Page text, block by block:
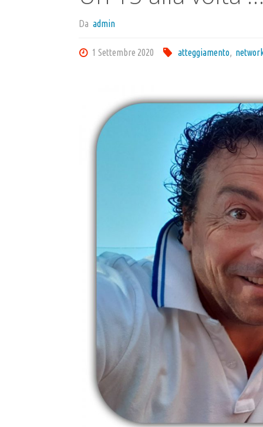
Da admin
1 Settembre 2020 atteggiamento,